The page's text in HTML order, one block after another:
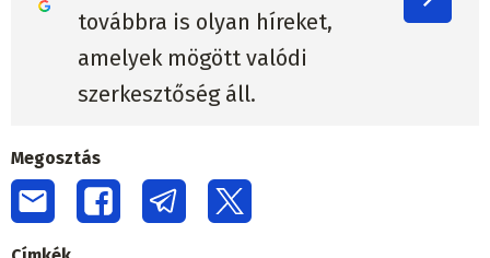
továbbra is olyan híreket,
amelyek mögött valódi
szerkesztőség áll.
Megosztás